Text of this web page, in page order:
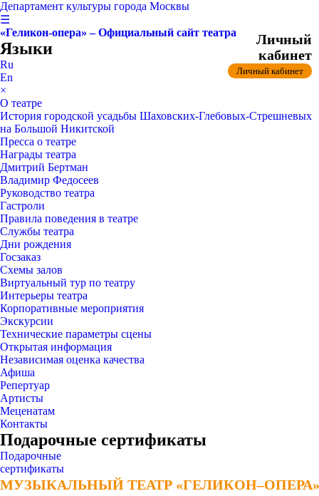
Департамент культуры города Москвы
☰
«Геликон-опера» – Официальный сайт театра
Языки
Ru
En
×
О театре
История городской усадьбы Шаховских-Глебовых-Стрешневых
на Большой Никитской
Пресса о театре
Награды театра
Дмитрий Бертман
Владимир Федосеев
Руководство театра
Гастроли
Правила поведения в театре
Службы театра
Дни рождения
Госзаказ
Схемы залов
Виртуальный тур по театру
Интерьеры театра
Корпоративные мероприятия
Экскурсии
Технические параметры сцены
Открытая информация
Независимая оценка качества
Афиша
Репертуар
Артисты
Меценатам
Контакты
Подарочные сертификаты
Подарочные
сертификаты
МУЗЫКАЛЬНЫЙ ТЕАТР «ГЕЛИКОН–ОПЕРА»
МУЗЫКАЛЬНЫЙ ТЕАТР «ГЕЛИКОН–ОПЕРА»
Личный
кабинет
Личный кабинет